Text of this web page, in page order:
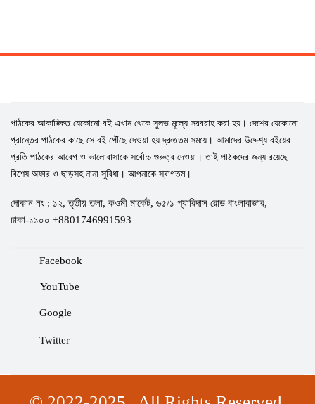
পাঠকের আকাঙ্ক্ষিত যেকোনো বই এখান থেকে সুলভ মূল্যে সরবরাহ করা হয়। দেশের যেকোনো
প্রান্তের পাঠকের কাছে সে বই পৌঁছে দেওয়া হয় দ্রুততম সময়ে। আমাদের উদ্দেশ্য বইয়ের
প্রতি পাঠকের আবেগ ও ভালোবাসাকে সর্বোচ্চ গুরুত্ব দেওয়া। তাই পাঠকদের জন্য রয়েছে
বিশেষ অফার ও ছাড়সহ নানা সুবিধা। আপনাকে স্বাগতম।
দোকান নং : ১২, তৃতীয় তলা, কওমী মার্কেট, ৬৫/১ প্যারিদাস রোড বাংলাবাজার,
ঢাকা-১১০০ +8801746991593
Facebook
YouTube
Google
Twitter